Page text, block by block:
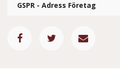
GSPR - Adress Företag